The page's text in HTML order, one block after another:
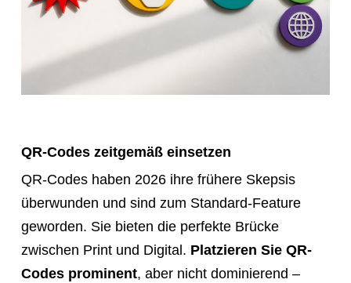
QR-Codes zeitgemäß einsetzen
QR-Codes haben 2026 ihre frühere Skepsis
überwunden und sind zum Standard-Feature
geworden. Sie bieten die perfekte Brücke
zwischen Print und Digital. Platzieren Sie QR-
Codes prominent, aber nicht dominierend –